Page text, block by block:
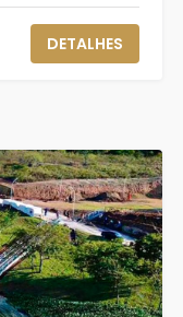
DETALHES